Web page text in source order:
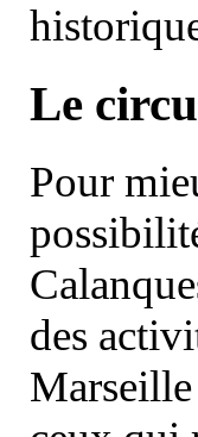
Le
Pour
des